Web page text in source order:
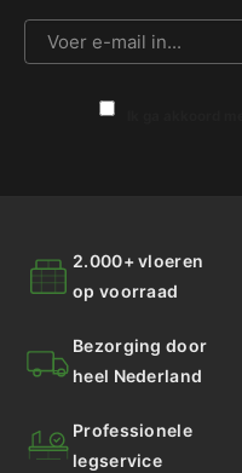
2.000+ vloeren
op voorraad
Bezorging door
heel Nederland
Professionele
legservice